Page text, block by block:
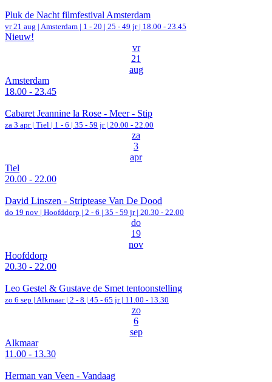
Pluk de Nacht filmfestival Amsterdam
vr 21 aug | Amsterdam | 1 - 20 | 25 - 49 jr | 18.00 - 23.45
Nieuw!
vr
21
aug
Amsterdam
18.00 - 23.45
Cabaret Jeannine la Rose - Meer - Stip
za 3 apr | Tiel | 1 - 6 | 35 - 59 jr | 20.00 - 22.00
za
3
apr
Tiel
20.00 - 22.00
David Linszen - Striptease Van De Dood
do 19 nov | Hoofddorp | 2 - 6 | 35 - 59 jr | 20.30 - 22.00
do
19
nov
Hoofddorp
20.30 - 22.00
Leo Gestel & Gustave de Smet tentoonstelling
zo 6 sep | Alkmaar | 2 - 8 | 45 - 65 jr | 11.00 - 13.30
zo
6
sep
Alkmaar
11.00 - 13.30
Herman van Veen - Vandaag